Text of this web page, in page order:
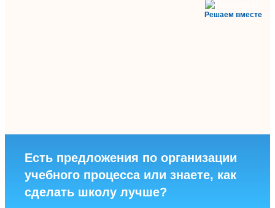
Решаем вместе
Есть предложения по организации
учебного процесса или знаете, как
сделать школу лучше?